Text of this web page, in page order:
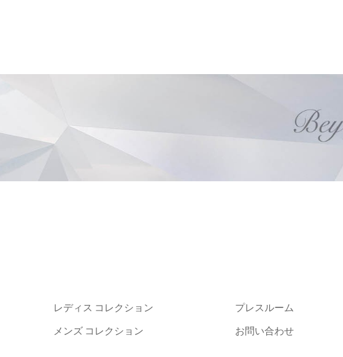
レディス コレクション
メンズ コレクション
プレスルーム
お問い合わせ